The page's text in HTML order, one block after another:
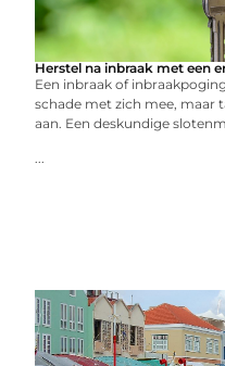
Herstel na inbraak met een
Een inbraak of
schade met zich mee, maar
aan. Een deskundige
...